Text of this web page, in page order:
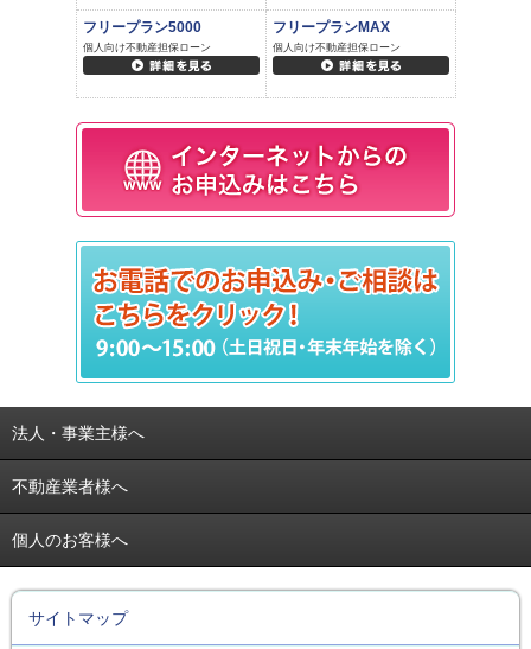
フリープラン5000
個人向け不動産担保ローン
フリープランMAX
個人向け不動産担保ローン
法人・事業主様へ
不動産業者様へ
個人のお客様へ
サイトマップ